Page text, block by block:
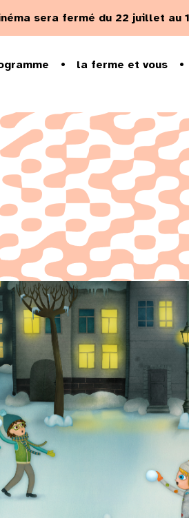
sera fermé du 22 juillet au
la ferme et vous